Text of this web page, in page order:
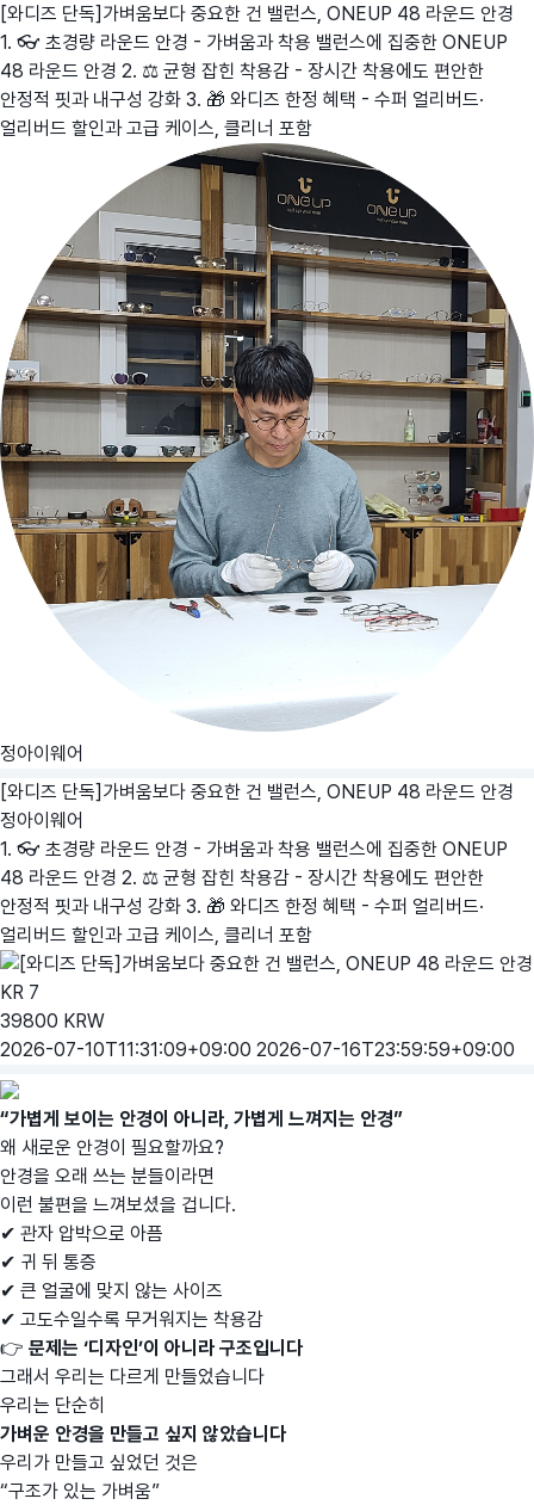
[와디즈 단독]가벼움보다 중요한 건 밸런스, ONEUP 48 라운드 안경
1. 👓 초경량 라운드 안경 - 가벼움과 착용 밸런스에 집중한 ONEUP
48 라운드 안경 2. ⚖️ 균형 잡힌 착용감 - 장시간 착용에도 편안한
안정적 핏과 내구성 강화 3. 🎁 와디즈 한정 혜택 - 수퍼 얼리버드·
얼리버드 할인과 고급 케이스, 클리너 포함
정아이웨어
[와디즈 단독]가벼움보다 중요한 건 밸런스, ONEUP 48 라운드 안경
정아이웨어
1. 👓 초경량 라운드 안경 - 가벼움과 착용 밸런스에 집중한 ONEUP
48 라운드 안경 2. ⚖️ 균형 잡힌 착용감 - 장시간 착용에도 편안한
안정적 핏과 내구성 강화 3. 🎁 와디즈 한정 혜택 - 수퍼 얼리버드·
얼리버드 할인과 고급 케이스, 클리너 포함
KR 7
39800 KRW
2026-07-10T11:31:09+09:00 2026-07-16T23:59:59+09:00
“가볍게 보이는 안경이 아니라, 가볍게 느껴지는 안경”
왜 새로운 안경이 필요할까요?
안경을 오래 쓰는 분들이라면
이런 불편을 느껴보셨을 겁니다.
✔ 관자 압박으로 아픔
✔ 귀 뒤 통증
✔ 큰 얼굴에 맞지 않는 사이즈
✔ 고도수일수록 무거워지는 착용감
👉 문제는 ‘디자인’이 아니라 구조입니다
그래서 우리는 다르게 만들었습니다
우리는 단순히
가벼운 안경을 만들고 싶지 않았습니다
우리가 만들고 싶었던 것은
“구조가 있는 가벼움”